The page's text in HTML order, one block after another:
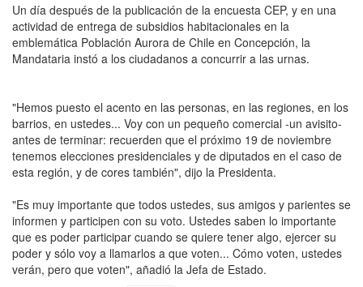
Un día después de la publicación de la encuesta CEP, y en una
actividad de entrega de subsidios habitacionales en la
emblemática Población Aurora de Chile en Concepción, la
Mandataria instó a los ciudadanos a concurrir a las urnas.
"Hemos puesto el acento en las personas, en las regiones, en los
barrios, en ustedes... Voy con un pequeño comercial -un avisito-
antes de terminar: recuerden que el próximo 19 de noviembre
tenemos elecciones presidenciales y de diputados en el caso de
esta región, y de cores también", dijo la Presidenta.
"Es muy importante que todos ustedes, sus amigos y parientes se
informen y participen con su voto. Ustedes saben lo importante
que es poder participar cuando se quiere tener algo, ejercer su
poder y sólo voy a llamarlos a que voten... Cómo voten, ustedes
verán, pero que voten", añadió la Jefa de Estado.